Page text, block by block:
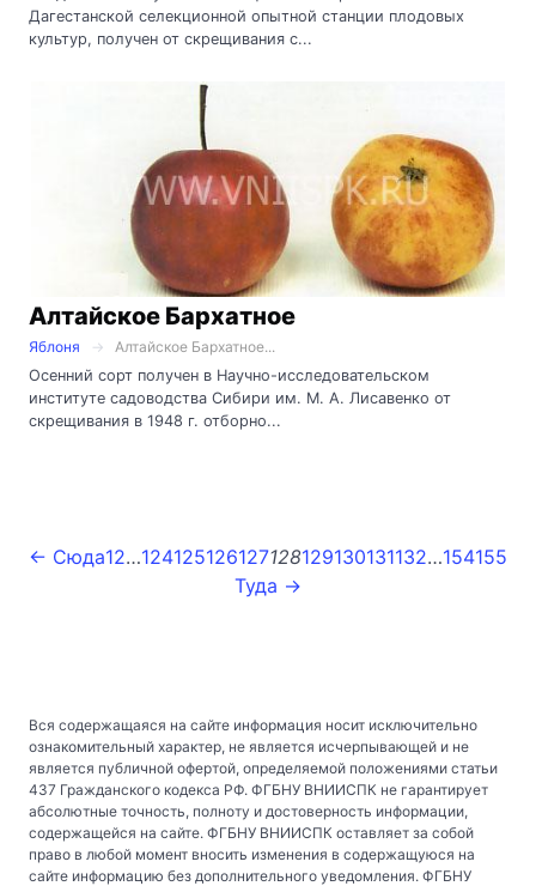
Дагестанской селекционной опытной станции плодовых
культур, получен от скрещивания с...
Алтайское Бархатное
Яблоня
Алтайское Бархатное...
Осенний сорт получен в Научно-исследовательском
институте садоводства Сибири им. М. А. Лисавенко от
скрещивания в 1948 г. отборно...
← Сюда12…124125126127128129130131132…154155
Туда →
Вся содержащаяся на сайте информация носит исключительно
ознакомительный характер, не является исчерпывающей и не
является публичной офертой, определяемой положениями статьи
437 Гражданского кодекса РФ. ФГБНУ ВНИИСПК не гарантирует
абсолютные точность, полноту и достоверность информации,
содержащейся на сайте. ФГБНУ ВНИИСПК оставляет за собой
право в любой момент вносить изменения в содержащуюся на
сайте информацию без дополнительного уведомления. ФГБНУ